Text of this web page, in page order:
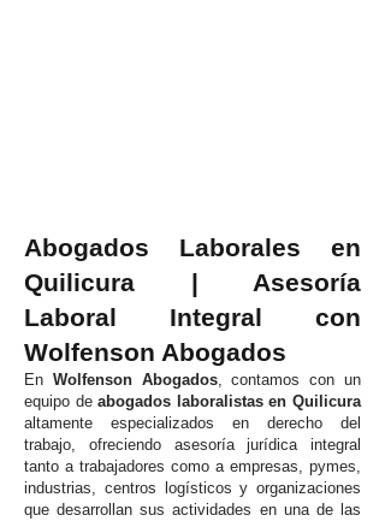
Abogados Laborales en
Quilicura | Asesoría
Laboral Integral con
Wolfenson Abogados
En Wolfenson Abogados, contamos con un
equipo deabogados laboralistas en Quilicura
altamente especializados en derecho del
trabajo, ofreciendo asesoría jurídica integral
tanto a trabajadores como a empresas, pymes,
industrias, centros logísticos y organizaciones
que desarrollan sus actividades en una de las